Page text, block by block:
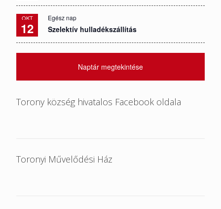
OKT
12
Egész nap
Szelektív hulladékszállítás
Naptár megtekintése
Torony község hivatalos Facebook oldala
Toronyi Művelődési Ház